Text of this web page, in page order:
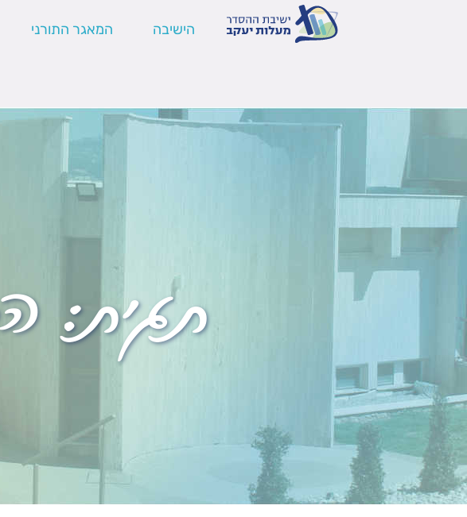
הישיבה המאגר התורני
תגית: